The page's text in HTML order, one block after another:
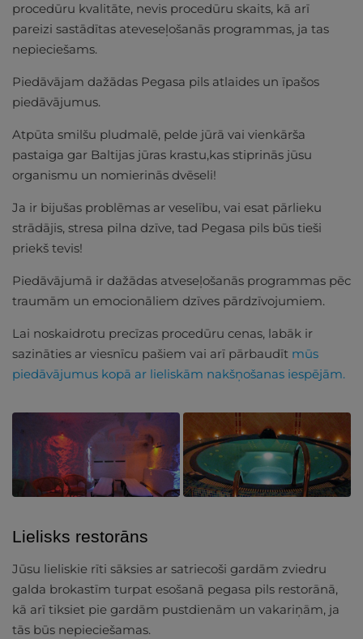
procedūru kvalitāte, nevis procedūru skaits, kā arī
pareizi sastādītas ateveseļošanās programmas, ja tas
nepieciešams.
Piedāvājam dažādas Pegasa pils atlaides un īpašos
piedāvājumus.
Atpūta smilšu pludmalē, pelde jūrā vai vienkārša
pastaiga gar Baltijas jūras krastu,kas stiprinās jūsu
organismu un nomierinās dvēseli!
Ja ir bijušas problēmas ar veselību, vai esat pārlieku
strādājis, stresa pilna dzīve, tad Pegasa pils būs tieši
priekš tevis!
Piedāvājumā ir dažādas atveseļošanās programmas pēc
traumām un emocionāliem dzīves pārdzīvojumiem.
Lai noskaidrotu precīzas procedūru cenas, labāk ir
sazināties ar viesnīcu pašiem vai arī pārbaudīt mūs
piedāvājumus kopā ar lieliskām nakšņošanas iespējām.
Lielisks restorāns
Jūsu lieliskie rīti sāksies ar satriecoši gardām zviedru
galda brokastīm turpat esošanā pegasa pils restorānā,
kā arī tiksiet pie gardām pustdienām un vakariņām, ja
tās būs nepieciešamas.